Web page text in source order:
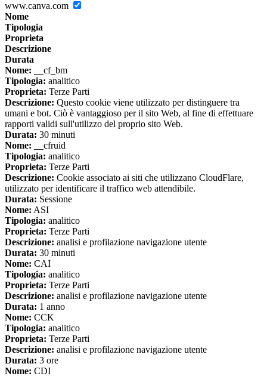
www.canva.com
Nome
Tipologia
Proprieta
Descrizione
Durata
Nome: __cf_bm
Tipologia: analitico
Proprieta: Terze Parti
Descrizione: Questo cookie viene utilizzato per distinguere tra
umani e bot. Ciò è vantaggioso per il sito Web, al fine di effettuare
rapporti validi sull'utilizzo del proprio sito Web.
Durata: 30 minuti
Nome: __cfruid
Tipologia: analitico
Proprieta: Terze Parti
Descrizione: Cookie associato ai siti che utilizzano CloudFlare,
utilizzato per identificare il traffico web attendibile.
Durata: Sessione
Nome: ASI
Tipologia: analitico
Proprieta: Terze Parti
Descrizione: analisi e profilazione navigazione utente
Durata: 30 minuti
Nome: CAI
Tipologia: analitico
Proprieta: Terze Parti
Descrizione: analisi e profilazione navigazione utente
Durata: 1 anno
Nome: CCK
Tipologia: analitico
Proprieta: Terze Parti
Descrizione: analisi e profilazione navigazione utente
Durata: 3 ore
Nome: CDI